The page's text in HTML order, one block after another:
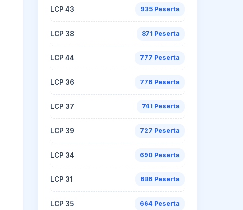
LCP 43 935 Peserta
LCP 38 871 Peserta
LCP 44 777 Peserta
LCP 36 776 Peserta
LCP 37 741 Peserta
LCP 39 727 Peserta
LCP 34 690 Peserta
LCP 31 686 Peserta
LCP 35 664 Peserta